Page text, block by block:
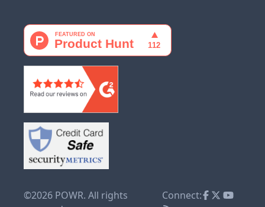
©2026 POWR. All rights
Connect: